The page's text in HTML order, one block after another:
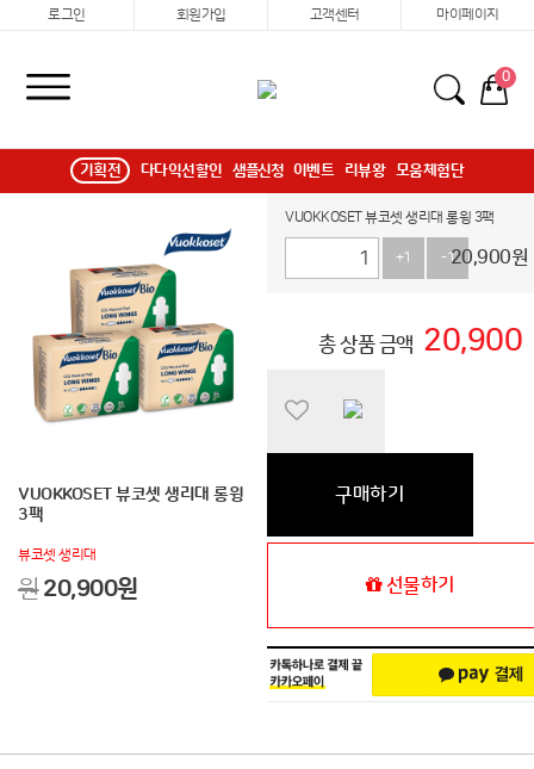
로그인 회원가입 고객센터 마이페이지
0
기획전 다다익선할인 샘플신청 이벤트 리뷰왕 모움체험단
VUOKKOSET 뷰코셋 생리대 롱윙
3팩
뷰코셋 생리대
원 20,900원
VUOKKOSET 뷰코셋 생리대 롱윙 3팩
+1 -120,900원
총 상품 금액 20,900
구매하기
선물하기